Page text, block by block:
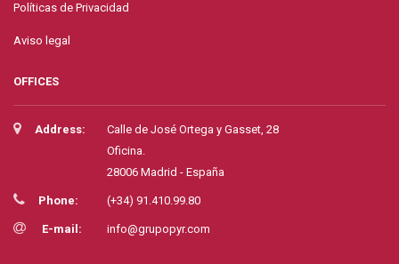
Políticas de Privacidad
Aviso legal
OFFICES
Address:
Calle de José Ortega y Gasset, 28
Oficina.
28006 Madrid - España
Phone: (+34) 91.410.99.80
E-mail: info@grupopyr.com